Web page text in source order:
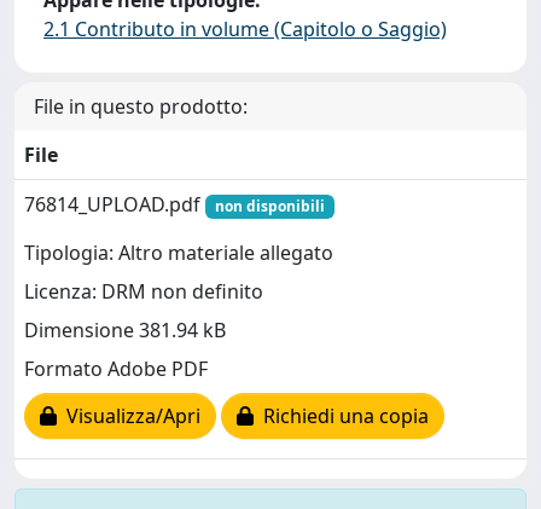
2.1 Contributo in volume (Capitolo o Saggio)
File in questo prodotto:
File
76814_UPLOAD.pdf
non disponibili
Tipologia: Altro materiale allegato
Licenza: DRM non definito
Dimensione 381.94 kB
Formato Adobe PDF
Visualizza/Apri
Richiedi una copia